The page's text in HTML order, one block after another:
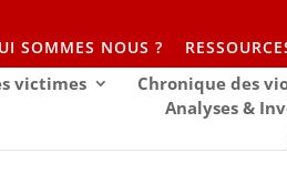
SOMMES NOUS ?
victimes Chronique des
Analyses &